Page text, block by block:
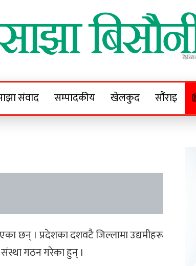
Bisaunee
संवाद सम्पादकीय खेलकुद सौंराइ
छन् । प्रदेशका दशवटै जिल्लामा उद्यमीहरू
संस्था गठन गरेका हुन् ।